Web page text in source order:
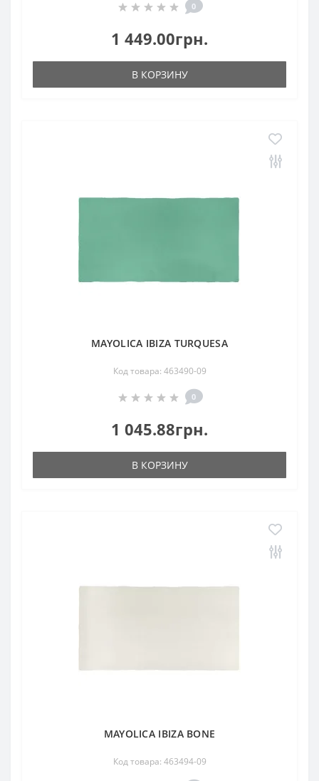
0
1 449.00грн.
В КОРЗИНУ
MAYOLICA IBIZA TURQUESA
Код товара: 463490-09
0
1 045.88грн.
В КОРЗИНУ
MAYOLICA IBIZA BONE
Код товара: 463494-09